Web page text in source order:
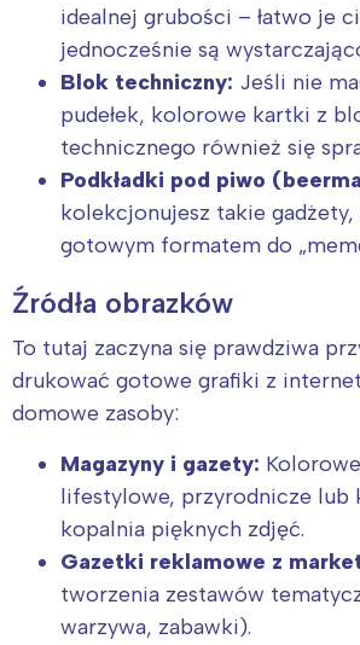
idealnej grubości – łatwo je
jednocześnie są
Blok techniczny: Jeśli nie
pudełek, kolorowe kartki z
technicznego również się
Podkładki pod piwo
kolekcjonujesz takie gadżety,
gotowym formatem do
Źródła obrazków
To tutaj zaczyna się prawdziwa
drukować gotowe grafiki z
domowe zasoby:
Magazyny i gazety:
lifestylowe, przyrodnicze lub
kopalnia pięknych zdjęć.
Gazetki reklamowe z
tworzenia zestawów
warzywa, zabawki).